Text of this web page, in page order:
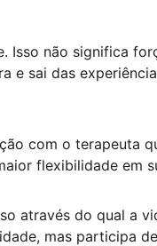
Isso não significa
e sai das
com o terapeuta
flexibilidade em
através do qual a
mas participa